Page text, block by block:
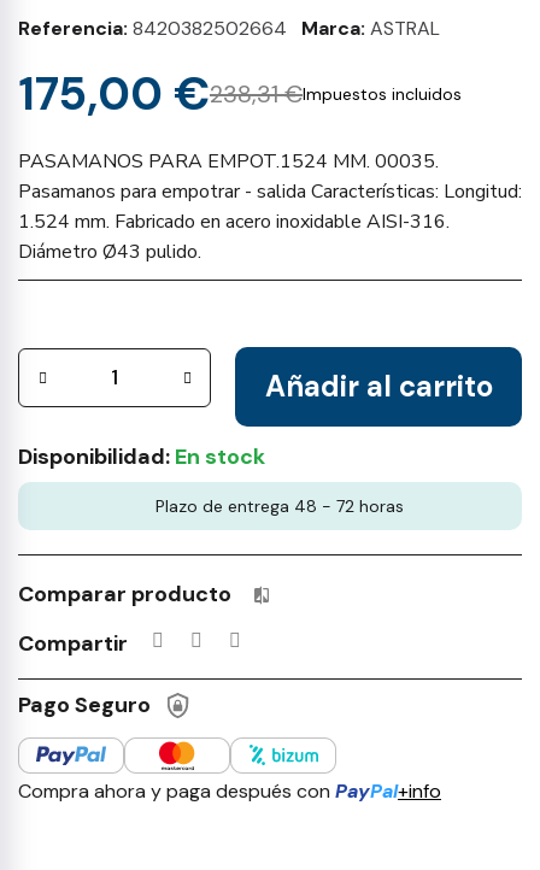
Referencia 8420382502664 Marca ASTRAL
238,31 €
175,00 € Impuestos incluidos
PASAMANOS PARA EMPOT.1524 MM. 00035.
Pasamanos para empotrar - salida Características: Longitud:
1.524 mm. Fabricado en acero inoxidable AISI-316.
Diámetro Ø43 pulido.
Añadir al carrito
Disponibilidad: En stock
Plazo de entrega 48 - 72 horas
Comparar producto Productos incluidos en tu lista
Compartir
Pago Seguro
Compra ahora y paga después con PayPal+info